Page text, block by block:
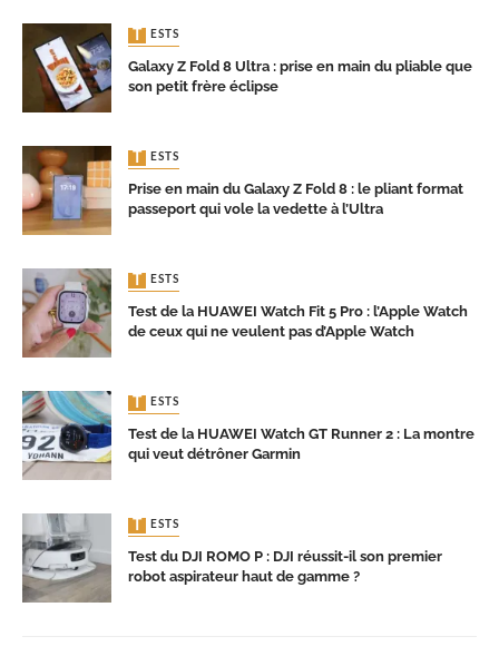
TESTS
Galaxy Z Fold 8 Ultra : prise en main du pliable que
son petit frère éclipse
TESTS
Prise en main du Galaxy Z Fold 8 : le pliant format
passeport qui vole la vedette à l’Ultra
TESTS
Test de la HUAWEI Watch Fit 5 Pro : l’Apple Watch
de ceux qui ne veulent pas d’Apple Watch
TESTS
Test de la HUAWEI Watch GT Runner 2 : La montre
qui veut détrôner Garmin
TESTS
Test du DJI ROMO P : DJI réussit-il son premier
robot aspirateur haut de gamme ?